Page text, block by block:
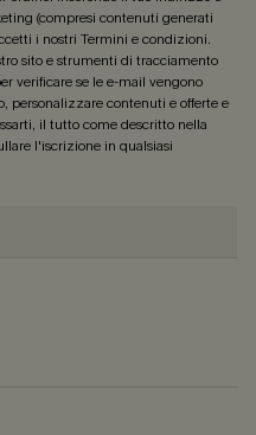
(compresi contenuti generati
i nostri Termini e condizioni.
sito e strumenti di tracciamento
verificare se le e-mail vengono
personalizzare contenuti e offerte e
il tutto come descritto nella
l'iscrizione in qualsiasi